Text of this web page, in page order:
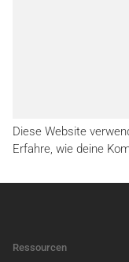
Diese Website
Erfahre, wie deine
Ressourcen